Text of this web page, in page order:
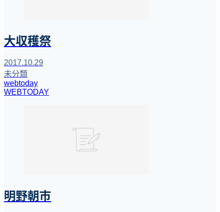
大収穫祭
2017.10.29
未分類
webtoday
WEBTODAY
明野朝市